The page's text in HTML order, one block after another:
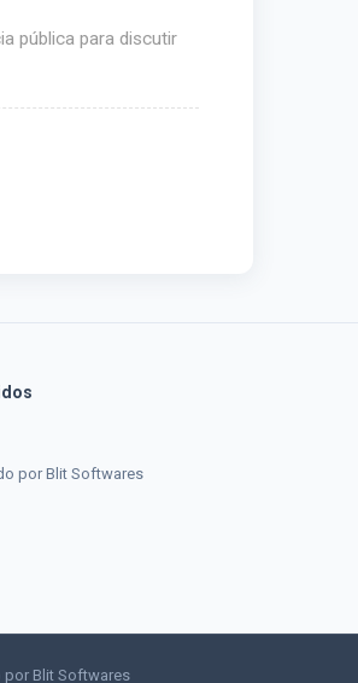
pública para discutir
por Blit Softwares
por Blit Softwares